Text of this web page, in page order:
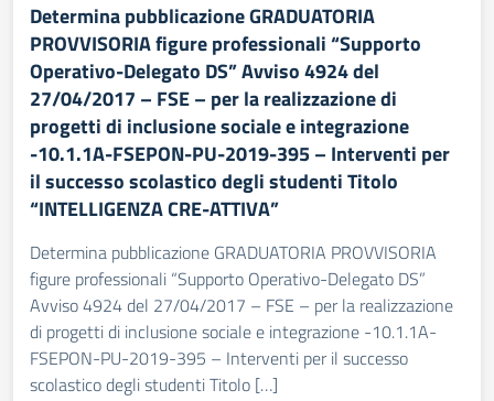
Determina pubblicazione GRADUATORIA
PROVVISORIA figure professionali “Supporto
Operativo-Delegato DS” Avviso 4924 del
27/04/2017 – FSE – per la realizzazione di
progetti di inclusione sociale e integrazione
-10.1.1A-FSEPON-PU-2019-395 – Interventi per
il successo scolastico degli studenti Titolo
“INTELLIGENZA CRE-ATTIVA”
Determina pubblicazione GRADUATORIA PROVVISORIA
figure professionali “Supporto Operativo-Delegato DS”
Avviso 4924 del 27/04/2017 – FSE – per la realizzazione
di progetti di inclusione sociale e integrazione -10.1.1A-
FSEPON-PU-2019-395 – Interventi per il successo
scolastico degli studenti Titolo […]